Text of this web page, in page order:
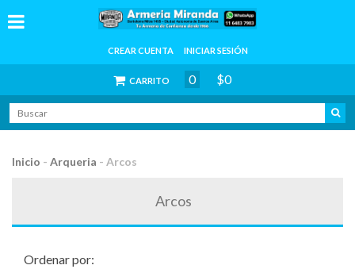
CREAR CUENTA INICIAR SESIÓN
CARRITO 0 $0
Inicio - Arqueria - Arcos
Arcos
Ordenar por: